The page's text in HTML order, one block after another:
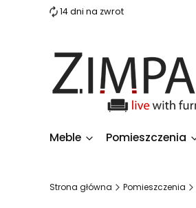
14 dni na zwrot
Meble Pomieszczenia
Strona główna Pomieszczenia